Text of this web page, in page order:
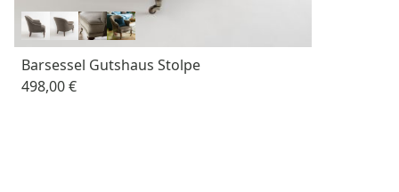
Barsessel Gutshaus Stolpe
498,00 €